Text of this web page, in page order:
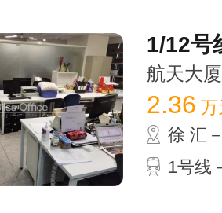
1/12号
航天大
2.36 万
徐 汇
1号线